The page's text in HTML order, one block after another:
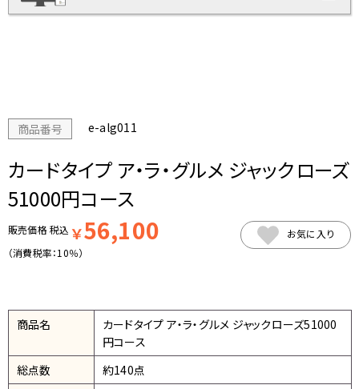
商品番号 e-alg011
カードタイプ ア・ラ・グルメ ジャックローズ
51000円コース
販売価格税込 ￥56,100
（消費税率：10％）
お気に入り
商品名
カードタイプ ア・ラ・グルメ ジャックローズ51000
円コース
総点数
約140点